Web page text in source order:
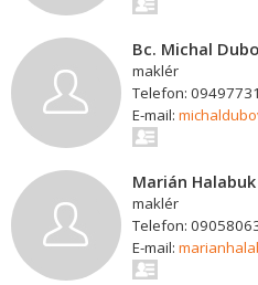
Bc. Michal
maklér
Telefon:
E-mail:
Marián Halabuk
maklér
Telefon:
E-mail: